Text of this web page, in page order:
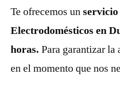
Te ofrecemos un
Electrodomésticos en
horas. Para garantizar la
en el momento que nos